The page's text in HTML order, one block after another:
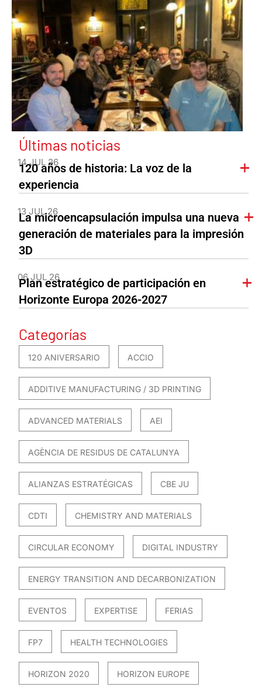
Últimas noticias
14 JUL 26
120 años de historia: La voz de la
experiencia
13 JUL 26
La microencapsulación impulsa una nueva
generación de materiales para la impresión
3D
06 JUL 26
Plan estratégico de participación en
Horizonte Europa 2026-2027
Categorías
120 ANIVERSARIO ACCIO
ADDITIVE MANUFACTURING / 3D PRINTING
ADVANCED MATERIALS AEI
AGÈNCIA DE RESIDUS DE CATALUNYA
ALIANZAS ESTRATÉGICAS CBE JU
CDTI CHEMISTRY AND MATERIALS
CIRCULAR ECONOMY DIGITAL INDUSTRY
ENERGY TRANSITION AND DECARBONIZATION
EVENTOS EXPERTISE FERIAS
FP7 HEALTH TECHNOLOGIES
HORIZON 2020 HORIZON EUROPE